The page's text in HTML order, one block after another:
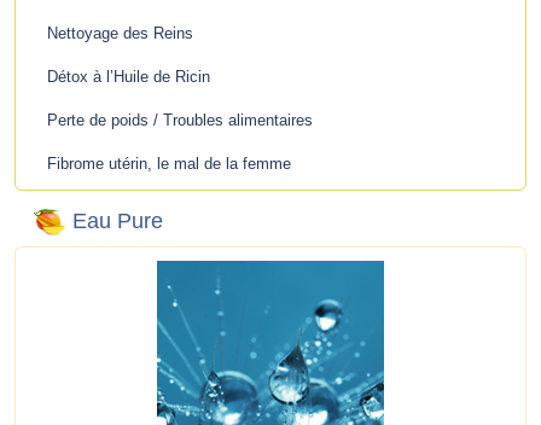
Nettoyage des Reins
Détox à l’Huile de Ricin
Perte de poids / Troubles alimentaires
Fibrome utérin, le mal de la femme
Eau Pure